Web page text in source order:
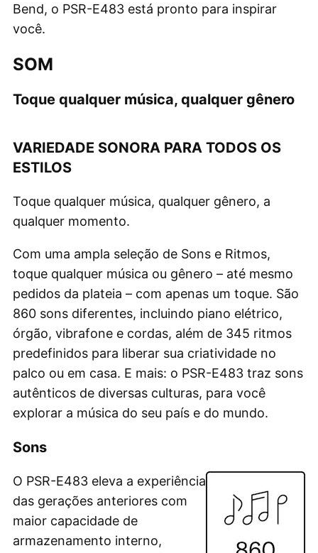
Bend, o PSR-E483 está pronto para inspirar
você.
SOM
Toque qualquer música, qualquer gênero
VARIEDADE SONORA PARA TODOS OS
ESTILOS
Toque qualquer música, qualquer gênero, a
qualquer momento.
Com uma ampla seleção de Sons e Ritmos,
toque qualquer música ou gênero – até mesmo
pedidos da plateia – com apenas um toque. São
860 sons diferentes, incluindo piano elétrico,
órgão, vibrafone e cordas, além de 345 ritmos
predefinidos para liberar sua criatividade no
palco ou em casa. E mais: o PSR-E483 traz sons
autênticos de diversas culturas, para você
explorar a música do seu país e do mundo.
Sons
O PSR-E483 eleva a experiência
das gerações anteriores com
maior capacidade de
armazenamento interno,